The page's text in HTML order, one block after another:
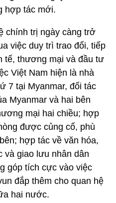
hợp tác mới.
chính trị ngày càng trở
việc duy trì trao đổi, tiếp
tế, thương mại và đầu tư
Việt Nam hiện là nhà
7 tại Myanmar, đối tác
Myanmar và hai bên
mại hai chiều; hợp
được củng cố, phù
hợp tác về văn hóa,
và giao lưu nhân dân
góp tích cực vào việc
đắp thêm cho quan hệ
hai nước.